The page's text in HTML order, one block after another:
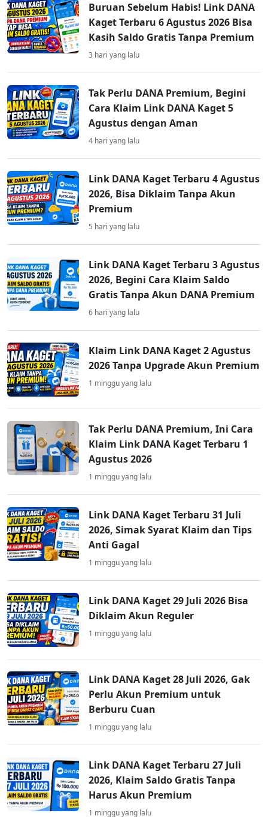
Buruan Sebelum Habis! Link DANA
Kaget Terbaru 6 Agustus 2026 Bisa
Kasih Saldo Gratis Tanpa Premium
3 hari yang lalu
Tak Perlu DANA Premium, Begini
Cara Klaim Link DANA Kaget 5
Agustus dengan Aman
4 hari yang lalu
Link DANA Kaget Terbaru 4 Agustus
2026, Bisa Diklaim Tanpa Akun
Premium
5 hari yang lalu
Link DANA Kaget Terbaru 3 Agustus
2026, Begini Cara Klaim Saldo
Gratis Tanpa Akun DANA Premium
6 hari yang lalu
Klaim Link DANA Kaget 2 Agustus
2026 Tanpa Upgrade Akun Premium
1 minggu yang lalu
Tak Perlu DANA Premium, Ini Cara
Klaim Link DANA Kaget Terbaru 1
Agustus 2026
1 minggu yang lalu
Link DANA Kaget Terbaru 31 Juli
2026, Simak Syarat Klaim dan Tips
Anti Gagal
1 minggu yang lalu
Link DANA Kaget 29 Juli 2026 Bisa
Diklaim Akun Reguler
1 minggu yang lalu
Link DANA Kaget 28 Juli 2026, Gak
Perlu Akun Premium untuk
Berburu Cuan
1 minggu yang lalu
Link DANA Kaget Terbaru 27 Juli
2026, Klaim Saldo Gratis Tanpa
Harus Akun Premium
1 minggu yang lalu